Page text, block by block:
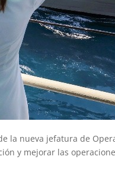
la nueva jefatura de
y mejorar las